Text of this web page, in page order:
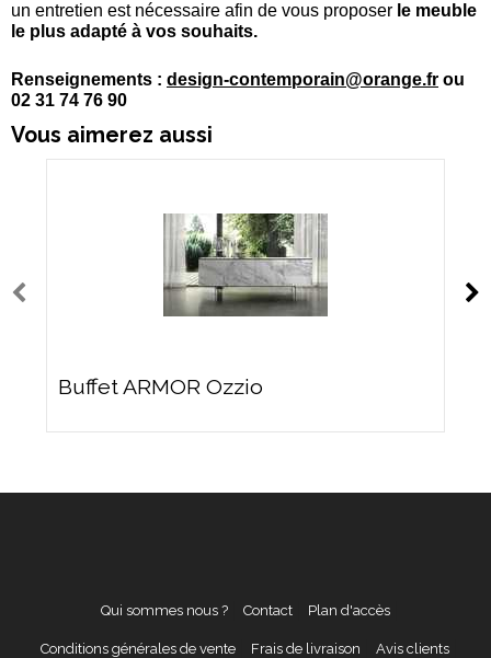
un entretien est nécessaire afin de vous proposer le meuble
le plus adapté à vos souhaits.
Renseignements : design-contemporain@orange.fr ou
02 31 74 76 90
Vous aimerez aussi
Buffet ARMOR Ozzio
Qui sommes nous ? Contact Plan d'accès
Conditions générales de vente Frais de livraison Avis clients